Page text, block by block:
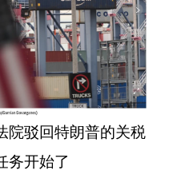
驳回特朗普的关税
务开始了